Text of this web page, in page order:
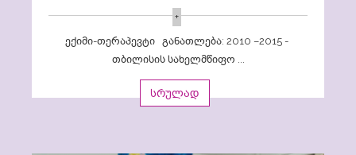
+
ექიმი-თერაპევტი განათლება: 2010 –2015 -
თბილისის სახელმწიფო ...
სრულად